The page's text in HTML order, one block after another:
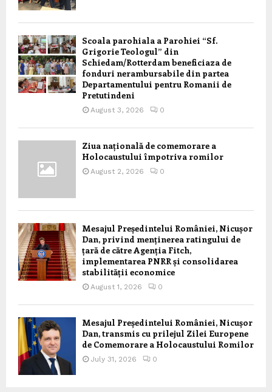
Scoala parohiala a Parohiei “Sf.
Grigorie Teologul” din
Schiedam/Rotterdam beneficiaza de
fonduri nerambursabile din partea
Departamentului pentru Romanii de
Pretutindeni
August 3, 2026 0
Ziua națională de comemorare a
Holocaustului împotriva romilor
August 2, 2026 0
Mesajul Președintelui României, Nicușor
Dan, privind menținerea ratingului de
țară de către Agenția Fitch,
implementarea PNRR și consolidarea
stabilității economice
August 1, 2026 0
Mesajul Președintelui României, Nicușor
Dan, transmis cu prilejul Zilei Europene
de Comemorare a Holocaustului Romilor
July 31, 2026 0